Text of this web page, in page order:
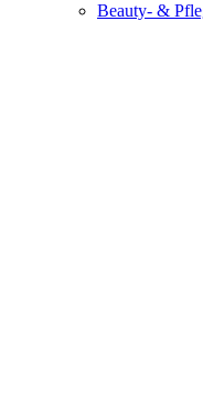
Beauty- &